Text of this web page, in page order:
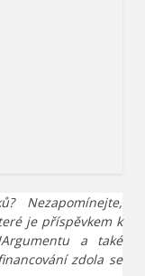
Nezapomínejte,
je příspěvkem k
a také
zdola se